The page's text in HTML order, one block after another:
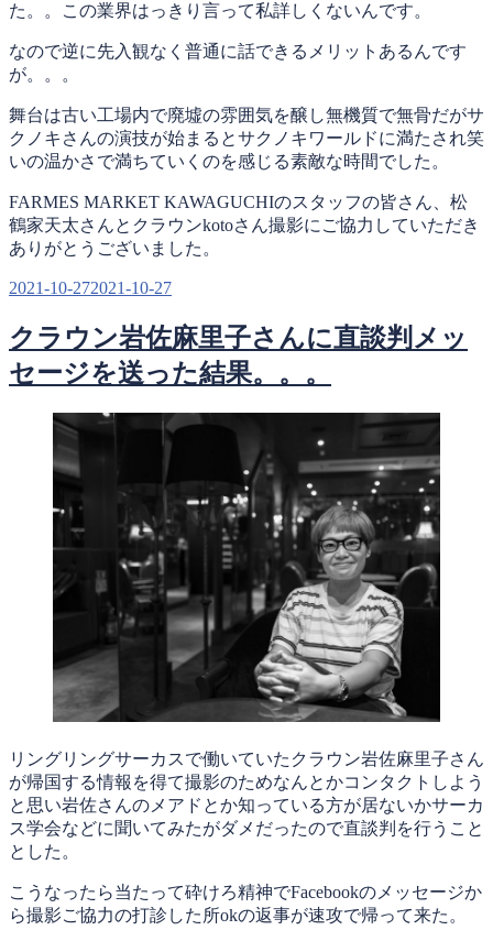
た。。この業界はっきり言って私詳しくないんです。
なので逆に先入観なく普通に話できるメリットあるんです
が。。。
舞台は古い工場内で廃墟の雰囲気を醸し無機質で無骨だがサ
クノキさんの演技が始まるとサクノキワールドに満たされ笑
いの温かさで満ちていくのを感じる素敵な時間でした。
FARMES MARKET KAWAGUCHIのスタッフの皆さん、松
鶴家天太さんとクラウンkotoさん撮影にご協力していただき
ありがとうございました。
投
日:
2021-10-272021-10-27
クラウン岩佐麻里子さんに直談判メッ
セージを送った結果。。。
リングリングサーカスで働いていたクラウン岩佐麻里子さん
が帰国する情報を得て撮影のためなんとかコンタクトしよう
と思い岩佐さんのメアドとか知っている方が居ないかサーカ
ス学会などに聞いてみたがダメだったので直談判を行うこと
とした。
こうなったら当たって砕けろ精神でFacebookのメッセージか
ら撮影ご協力の打診した所okの返事が速攻で帰って来た。